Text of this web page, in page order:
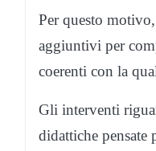
Per questo
aggiuntivi per
coerenti con la
Gli interventi
didattiche pensate